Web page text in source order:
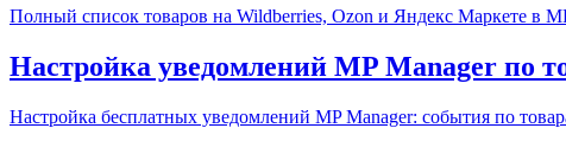
Полный список товаров на Wildberries, Ozon и Яндекс Маркете в
Настройка уведомлений MP Manager по
Настройка бесплатных уведомлений MP Manager: события по